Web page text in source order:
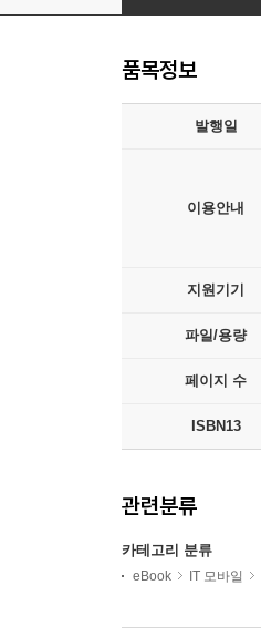
품목정보
발행일
이용안내
지원기기
파일/용량
페이지 수
ISBN13
관련분류
카테고리 분류
eBook IT 모바일